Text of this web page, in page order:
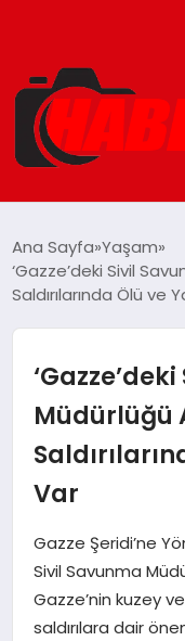
GÜNCEL
MAGAZIN
SPOR
TEKNOLOJI
Ana Sayfa Yaşam
‘Gazze’deki Sivil
Saldırılarında Ölü ve
Müdürlüğü
Var
Gazze Şeridi’ne
Sivil Savunma
Gazze’nin kuzey
saldırılara dair